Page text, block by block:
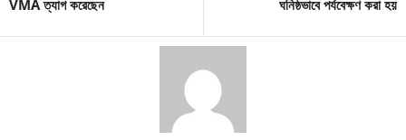
VMA ত্যাগ করেছেন
ঘনিষ্ঠভাবে পর্যবেক্ষণ করা হয়